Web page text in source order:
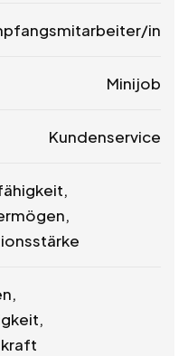
in
Minijob
Kundenservice